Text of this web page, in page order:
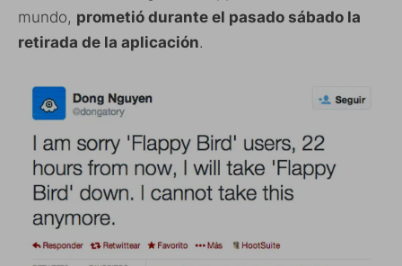
mundo, prometió durante el pasado sábado la
retirada de la aplicación.